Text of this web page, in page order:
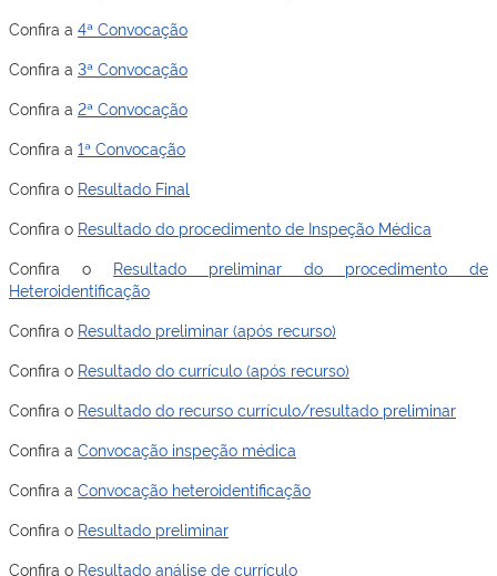
Confira a 4ª Convocação
Confira a 3ª Convocação
Confira a 2ª Convocação
Confira a 1ª Convocação
Confira o Resultado Final
Confira o Resultado do procedimento de Inspeção Médica
Confira o Resultado preliminar do procedimento de
Heteroidentificação
Confira o Resultado preliminar (após recurso)
Confira o Resultado do currículo (após recurso)
Confira o Resultado do recurso currículo/resultado preliminar
Confira a Convocação inspeção médica
Confira a Convocação heteroidentificação
Confira o Resultado preliminar
Confira o Resultado análise de currículo